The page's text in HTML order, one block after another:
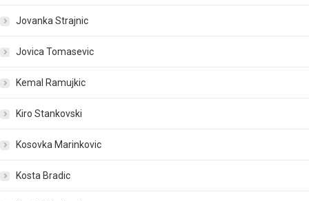
Jovanka Strajnic
Jovica Tomasevic
Kemal Ramujkic
Kiro Stankovski
Kosovka Marinkovic
Kosta Bradic